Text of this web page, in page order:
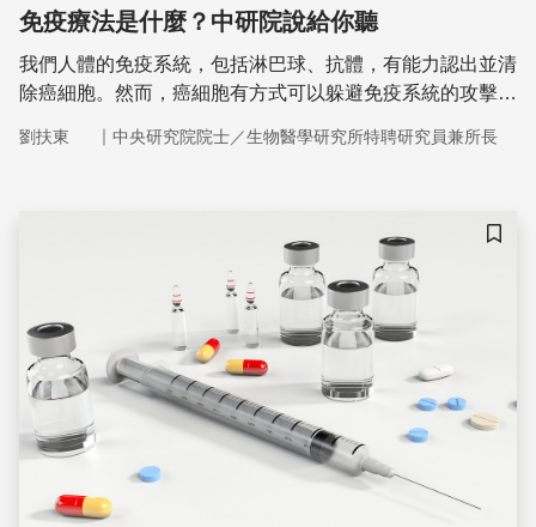
免疫療法是什麼？中研院說給你聽
我們人體的免疫系統，包括淋巴球、抗體，有能力認出並清
除癌細胞。然而，癌細胞有方式可以躲避免疫系統的攻擊，
劉扶東 ｜ 中央研究院院士／生物醫學研究所特聘研究員兼所長
儲存